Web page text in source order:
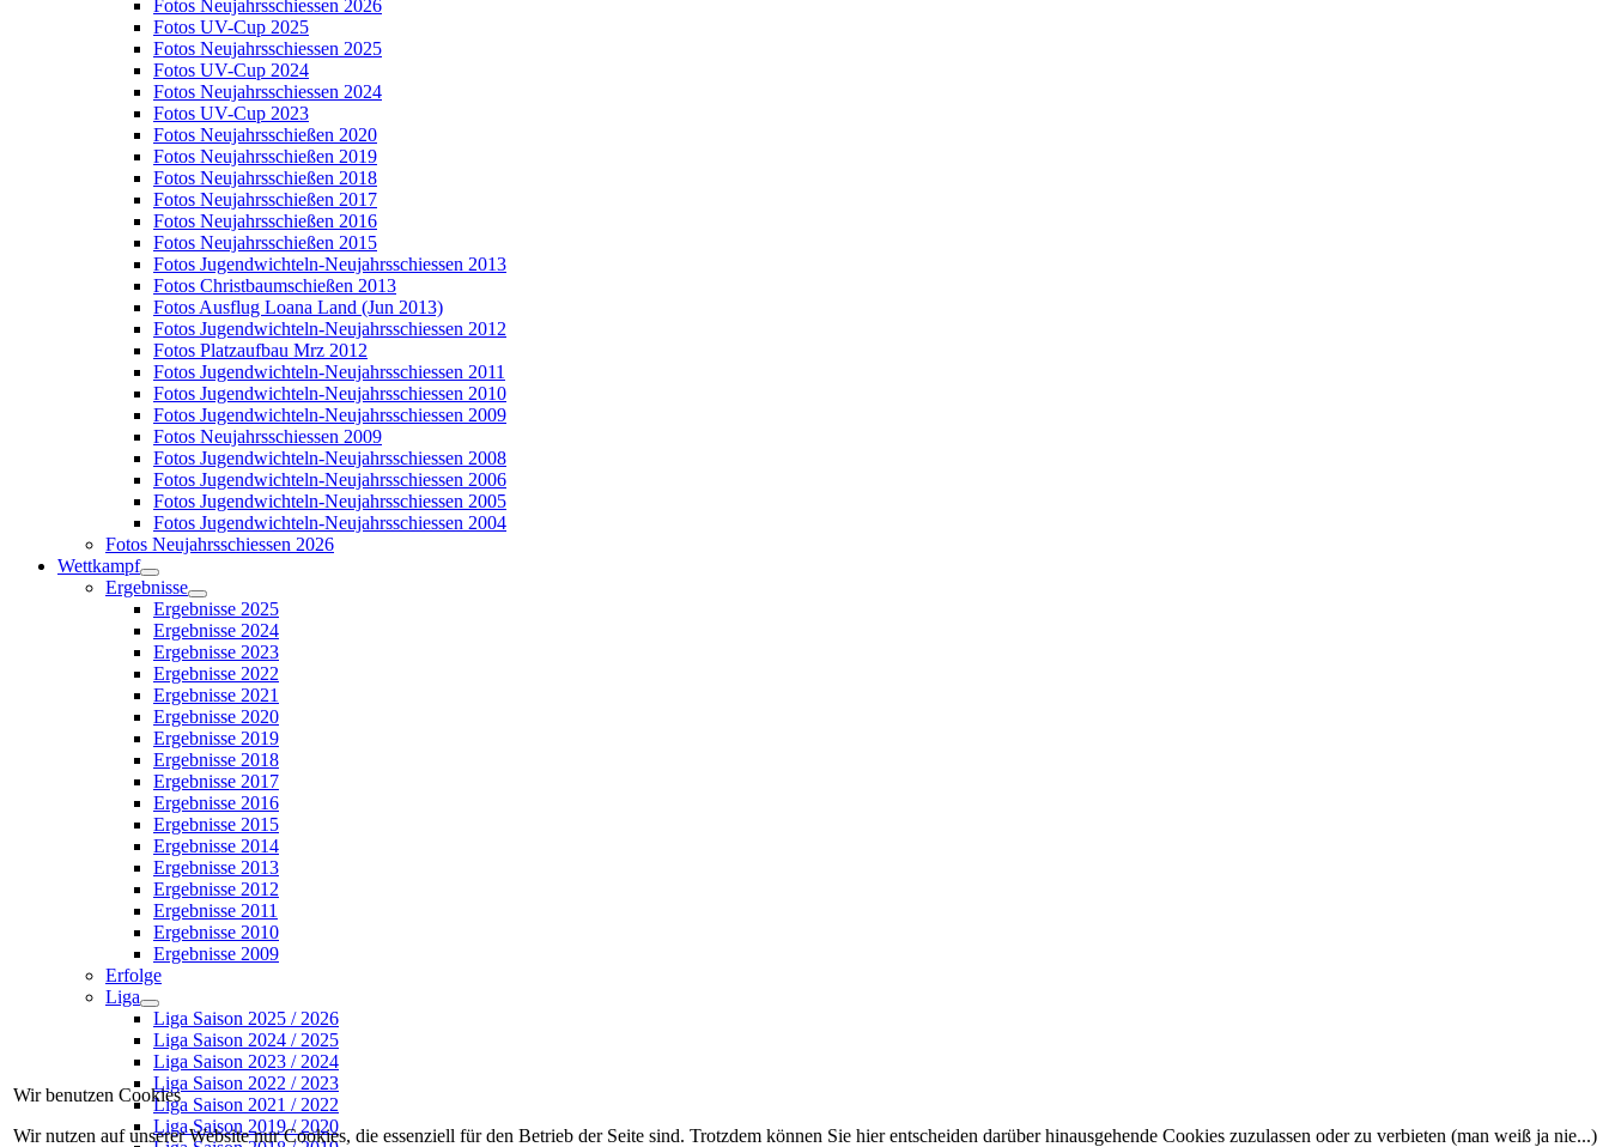
Fotos Neujahrsschiessen 2026
Fotos UV-Cup 2025
Fotos Neujahrsschiessen 2025
Fotos UV-Cup 2024
Fotos Neujahrsschiessen 2024
Fotos UV-Cup 2023
Fotos Neujahrsschießen 2020
Fotos Neujahrsschießen 2019
Fotos Neujahrsschießen 2018
Fotos Neujahrsschießen 2017
Fotos Neujahrsschießen 2016
Fotos Neujahrsschießen 2015
Fotos Jugendwichteln-Neujahrsschiessen 2013
Fotos Christbaumschießen 2013
Fotos Ausflug Loana Land (Jun 2013)
Fotos Jugendwichteln-Neujahrsschiessen 2012
Fotos Platzaufbau Mrz 2012
Fotos Jugendwichteln-Neujahrsschiessen 2011
Fotos Jugendwichteln-Neujahrsschiessen 2010
Fotos Jugendwichteln-Neujahrsschiessen 2009
Fotos Neujahrsschiessen 2009
Fotos Jugendwichteln-Neujahrsschiessen 2008
Fotos Jugendwichteln-Neujahrsschiessen 2006
Fotos Jugendwichteln-Neujahrsschiessen 2005
Fotos Jugendwichteln-Neujahrsschiessen 2004
Fotos Neujahrsschiessen 2026
Wettkampf
Ergebnisse
Ergebnisse 2025
Ergebnisse 2024
Ergebnisse 2023
Ergebnisse 2022
Ergebnisse 2021
Ergebnisse 2020
Ergebnisse 2019
Ergebnisse 2018
Ergebnisse 2017
Ergebnisse 2016
Ergebnisse 2015
Ergebnisse 2014
Ergebnisse 2013
Ergebnisse 2012
Ergebnisse 2011
Ergebnisse 2010
Ergebnisse 2009
Erfolge
Liga
Liga Saison 2025 / 2026
Liga Saison 2024 / 2025
Liga Saison 2023 / 2024
Liga Saison 2022 / 2023
Liga Saison 2021 / 2022
Liga Saison 2019 / 2020
Wir benutzen Cookies
Wir nutzen auf unserer Website nur Cookies, die essenziell für den Betrieb der Seite sind. Trotzdem können Sie hier entscheiden darüber hinausgehende Cookies zuzulassen oder zu verbieten (man weiß ja nie...)